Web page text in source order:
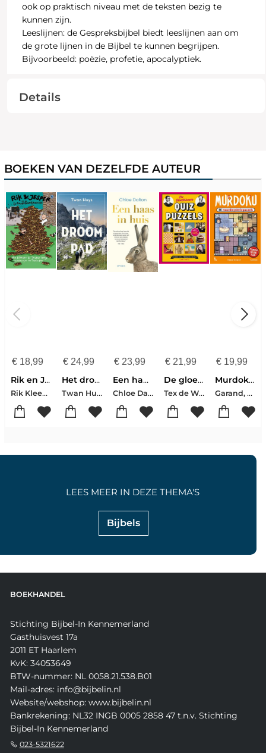
ook op praktisch niveau met de teksten bezig te
kunnen zijn.
Leeslijnen:de Gespreksbijbel biedt leeslijnen aan om
de grote lijnen in de Bijbel te kunnen begrijpen.
Bijvoorbeeld: poëzie, profetie, apocalyptiek.
Details
BOEKEN VAN DEZELFDE AUTEUR
€18,99
Rik en Jesper en de frikandelbroodjescrisis
Rik Kleeven-Jesper Weijs
€24,99
Het droompad
Twan Huys
€ 23,99
Een haas in huis
Chloe Dalton
€ 21,99
De gloednieuwe QuizPuzzels
Tex de Wit-Thomas Swierts
€ 19,99
Murdoku - Terug In De Tijd
Garand, Manuel
Bijbels
LEES MEER IN DEZE THEMA'S
BOEKHANDEL
Stichting Bijbel-In Kennemerland
Gasthuisvest 17a
2011 ET Haarlem
KvK: 34053649
BTW-nummer: NL 0058.21.538.B01
Mail-adres: info@bijbelin.nl
Website/webshop: www.bijbelin.nl
Bankrekening: NL32 INGB 0005 2858 47 t.n.v. Stichting
Bijbel-In Kennemerland
023-5321622